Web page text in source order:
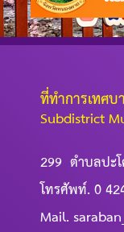
ที่ทำการเทศ
Subdistrict
299 ตำบลปะ
โทรศัพท์. 0
Mail.